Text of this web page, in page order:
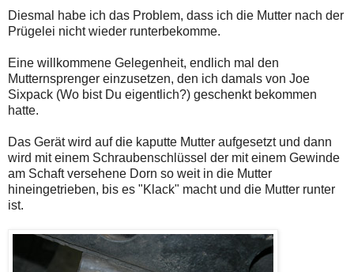
Diesmal habe ich das Problem, dass ich die Mutter nach der
Prügelei nicht wieder runterbekomme.
Eine willkommene Gelegenheit, endlich mal den
Mutternsprenger einzusetzen, den ich damals von Joe
Sixpack (Wo bist Du eigentlich?) geschenkt bekommen
hatte.
Das Gerät wird auf die kaputte Mutter aufgesetzt und dann
wird mit einem Schraubenschlüssel der mit einem Gewinde
am Schaft versehene Dorn so weit in die Mutter
hineingetrieben, bis es "Klack" macht und die Mutter runter
ist.